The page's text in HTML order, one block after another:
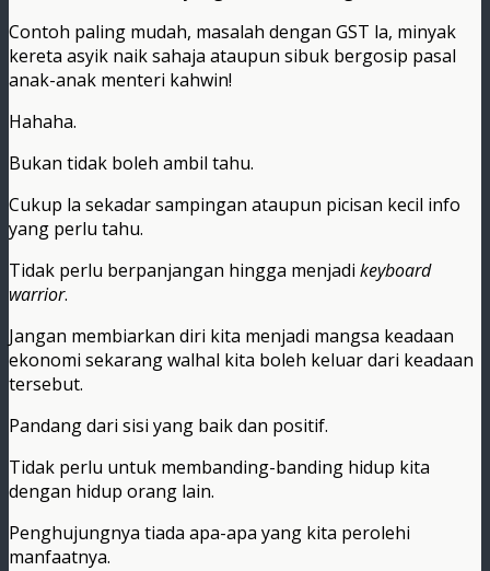
Contoh paling mudah, masalah dengan GST la, minyak
kereta asyik naik sahaja ataupun sibuk bergosip pasal
anak-anak menteri kahwin!
Hahaha.
Bukan tidak boleh ambil tahu.
Cukup la sekadar sampingan ataupun picisan kecil info
yang perlu tahu.
Tidak perlu berpanjangan hingga menjadi keyboard
warrior.
Jangan membiarkan diri kita menjadi mangsa keadaan
ekonomi sekarang walhal kita boleh keluar dari keadaan
tersebut.
Pandang dari sisi yang baik dan positif.
Tidak perlu untuk membanding-banding hidup kita
dengan hidup orang lain.
Penghujungnya tiada apa-apa yang kita perolehi
manfaatnya.